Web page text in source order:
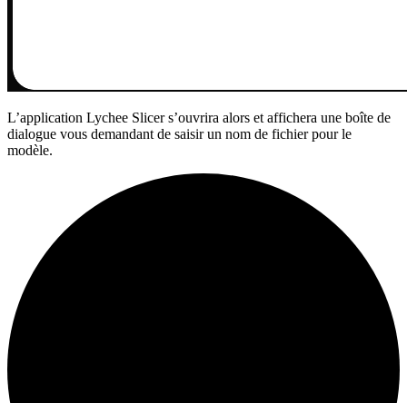
L’application Lychee Slicer s’ouvrira alors et affichera une boîte de
dialogue vous demandant de saisir un nom de fichier pour le
modèle.